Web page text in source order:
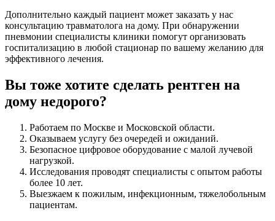
Дополнительно каждый пациент может заказать у нас
консультацию травматолога на дому. При обнаружении
пневмонии специалисты клиники помогут организовать
госпитализацию в любой стационар по вашему желанию для
эффективного лечения.
Вы тоже хотите сделать рентген на
дому недорого?
Работаем по Москве и Московской области.
Оказываем услугу без очередей и ожиданий.
Безопасное цифровое оборудование с малой лучевой
нагрузкой.
Исследования проводят специалисты с опытом работы
более 10 лет.
Выезжаем к пожилым, инфекционным, тяжелобольным
пациентам.